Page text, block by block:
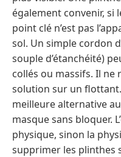
également convenir, si
point clé n’est pas
sol. Un simple cordon
souple d’étanchéité)
collés ou massifs. Il ne
solution sur un
meilleure alternative
masque sans bloquer.
physique, sinon la
supprimer les plinthes